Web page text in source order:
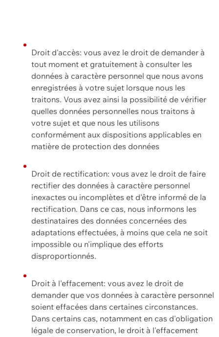
Droit d'accès: vous avez le droit de demander à
tout moment et gratuitement à consulter les
données à caractère personnel que nous avons
enregistrées à votre sujet lorsque nous les
traitons. Vous avez ainsi la possibilité de vérifier
quelles données personnelles nous traitons à
votre sujet et que nous les utilisons
conformément aux dispositions applicables en
matière de protection des données
Droit de rectification: vous avez le droit de faire
rectifier des données à caractère personnel
inexactes ou incomplètes et d'être informé de la
rectification. Dans ce cas, nous informons les
destinataires des données concernées des
adaptations effectuées, à moins que cela ne soit
impossible ou n'implique des efforts
disproportionnés.
Droit à l'effacement: vous avez le droit de
demander que vos données à caractère personnel
soient effacées dans certaines circonstances.
Dans certains cas, notamment en cas d'obligation
légale de conservation, le droit à l'effacement